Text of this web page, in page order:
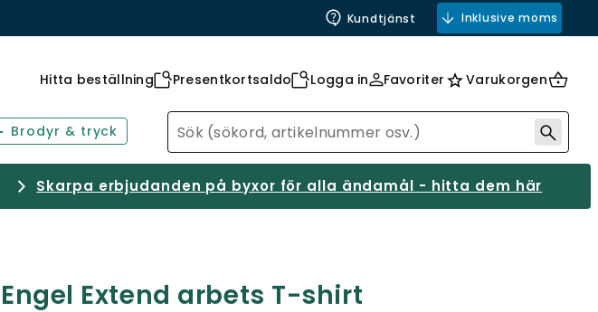
Kundtjänst Inklusive moms
Hitta beställning Presentkortsaldo Logga in Favoriter Varukorgen
Brodyr & tryck
Skarpa erbjudanden på byxor för alla ändamål - hitta dem här
Engel Extend arbets T-shirt